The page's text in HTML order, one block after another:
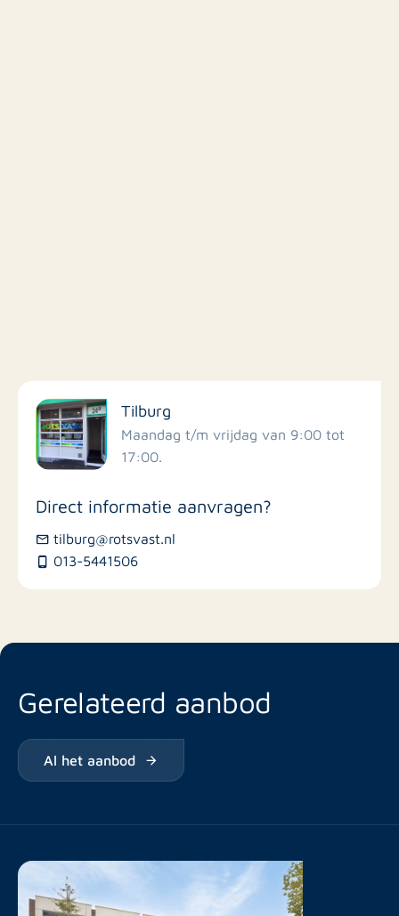
Filter op faciliteiten
Scholen
Busstations
Tilburg
Maandag t/m vrijdag van 9:00 tot
17:00.
Direct informatie aanvragen?
tilburg@rotsvast.nl
013-5441506
Gerelateerd aanbod
Al het aanbod